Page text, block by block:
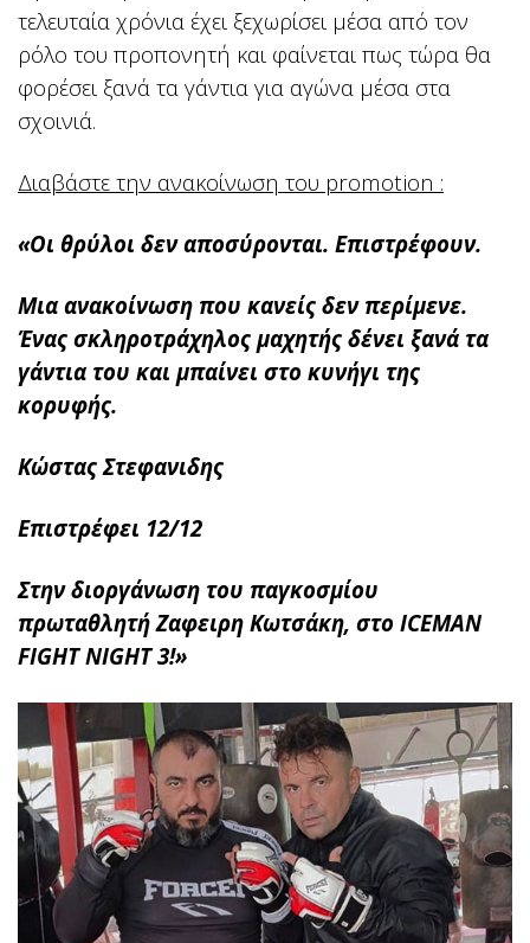
τελευταία χρόνια έχει ξεχωρίσει μέσα από τον
ρόλο του προπονητή και φαίνεται πως τώρα θα
φορέσει ξανά τα γάντια για αγώνα μέσα στα
σχοινιά.
Διαβάστε την ανακοίνωση του promotion :
«Οι θρύλοι δεν αποσύρονται. Επιστρέφουν.
Μια ανακοίνωση που κανείς δεν περίμενε.
Ένας σκληροτράχηλος μαχητής δένει ξανά τα
γάντια του και μπαίνει στο κυνήγι της
κορυφής.
Κώστας Στεφανιδης
Επιστρέφει 12/12
Στην διοργάνωση του παγκοσμίου
πρωταθλητή Ζαφειρη Κωτσάκη, στο ICEMAN
FIGHT NIGHT 3!»